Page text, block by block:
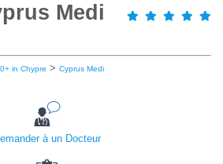
Medi
in Chypre > Cyprus Medi
à un Docteur